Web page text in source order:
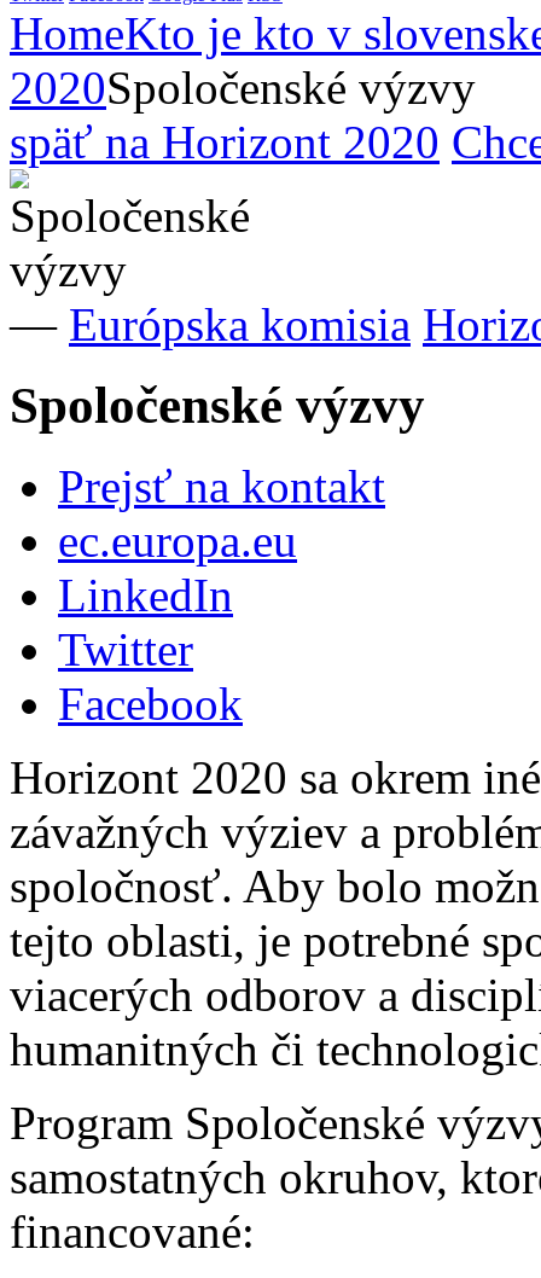
HomeKto je kto v
2020Spoločenské výzvy
späť na Horizont 2020
— Európska komisia
Spoločenské výzvy
Prejsť na kontakt
ec.europa.eu
LinkedIn
Twitter
Facebook
Horizont 2020 sa okrem
závažných výziev a
spoločnosť. Aby bolo
tejto oblasti, je potrebné
viacerých odborov a
humanitných či
Program Spoločenské
samostatných okruhov,
financované: